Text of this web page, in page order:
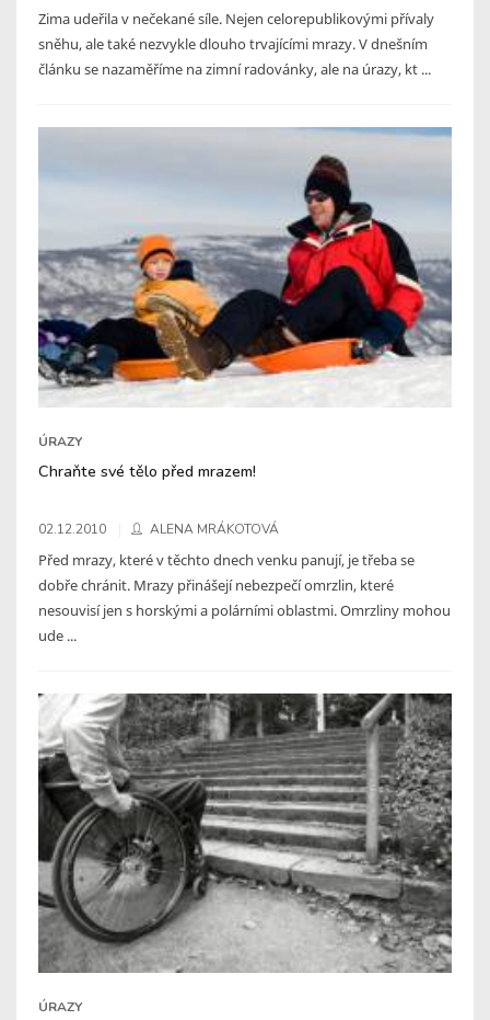
Zima udeřila v nečekané síle. Nejen celorepublikovými přívaly
sněhu, ale také nezvykle dlouho trvajícími mrazy. V dnešním
článku se nazaměříme na zimní radovánky, ale na úrazy, kt ...
ÚRAZY
Chraňte své tělo před mrazem!
02.12.2010 ALENA MRÁKOTOVÁ
Před mrazy, které v těchto dnech venku panují, je třeba se
dobře chránit. Mrazy přinášejí nebezpečí omrzlin, které
nesouvisí jen s horskými a polárními oblastmi. Omrzliny mohou
ude ...
ÚRAZY